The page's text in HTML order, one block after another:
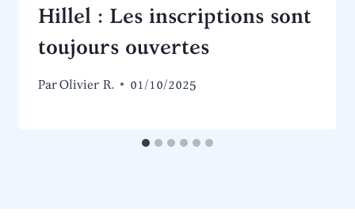
Hillel : Les inscriptions sont
toujours ouvertes
ParOlivier R. 01/10/2025